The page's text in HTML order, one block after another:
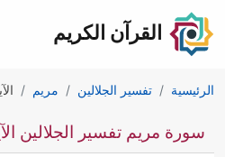
القرآن الكريم
الرئيسية تفسير الجلالين مريم
سورة مريم تفسير الجلالين الآية